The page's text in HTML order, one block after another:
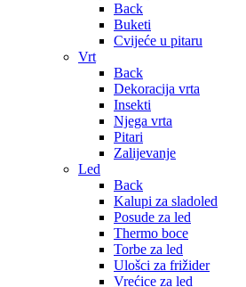
Back
Buketi
Cvijeće u pitaru
Vrt
Back
Dekoracija vrta
Insekti
Njega vrta
Pitari
Zalijevanje
Led
Back
Kalupi za sladoled
Posude za led
Thermo boce
Torbe za led
Ulošci za frižider
Vrećice za led